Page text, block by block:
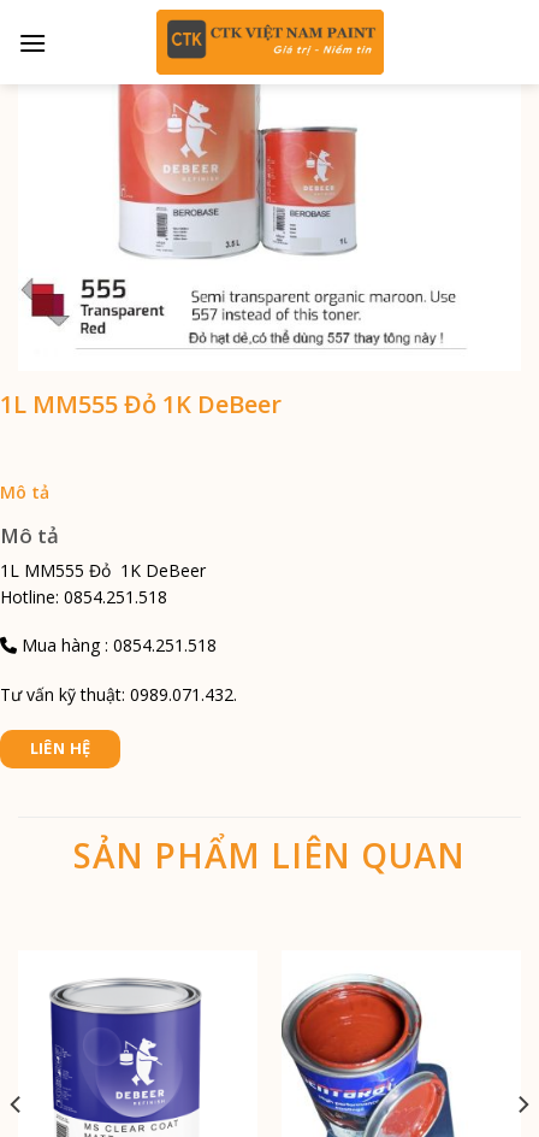
1L MM555 Đỏ 1K DeBeer
Mô tả
1L MM555 Đỏ 1K DeBeer
Hotline: 0854.251.518
Mua hàng : 0854.251.518
Tư vấn kỹ thuật: 0989.071.432.
LIÊN HỆ